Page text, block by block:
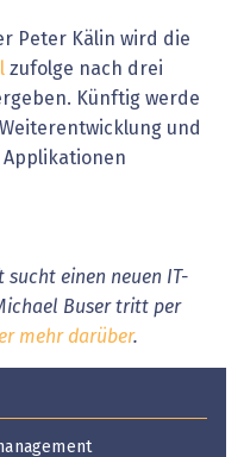
Peter Kälin wird die
zufolge nach drei
Künftig werde
und
Applikationen
sucht einen neuen IT-
Buser tritt per
mehr darüber.